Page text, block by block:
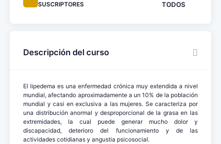
SUSCRIPTORES
TODOS
Descripción del curso
El lipedema es una enfermedad crónica muy extendida a nivel
mundial, afectando aproximadamente a un 10% de la población
mundial y casi en exclusiva a las mujeres. Se caracteriza por
una distribución anormal y desproporcional de la grasa en las
extremidades, la cual puede generar mucho dolor y
discapacidad, deterioro del funcionamiento y de las
actividades cotidianas y angustia psicosocial.